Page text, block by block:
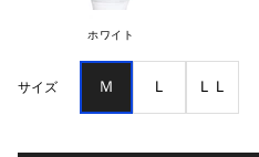
ホワイト
サイズ Ｍ Ｌ ＬＬ